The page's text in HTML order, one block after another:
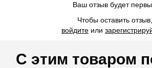
Ваш отзыв будет
Чтобы оставить отзыв,
войдите или
С этим товаром